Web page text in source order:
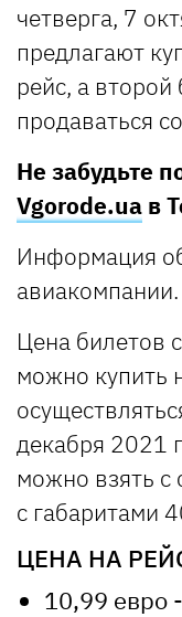
четверга, 7
предлагают
рейс, а
продаваться
Не забудьте
Vgorode.ua в
Информация
авиакомпании.
Цена билетов
можно купить
декабря 2021
можно взять с
с габаритами
ЦЕНА НА
10,99 евро